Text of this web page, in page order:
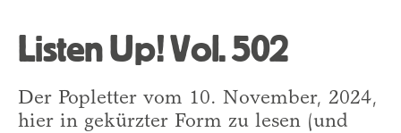
Listen Up! Vol. 502
Der Popletter vom 10. November, 2024,
hier in gekürzter Form zu lesen (und